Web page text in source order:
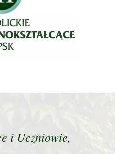
i Uczniowie,